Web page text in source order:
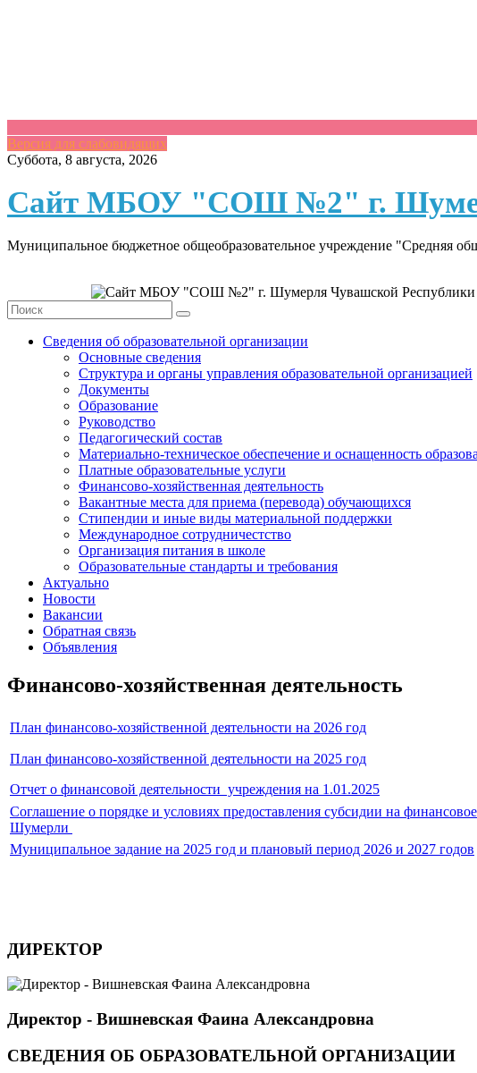
Версия для слабовидящих
Skip
content
Суббота, 8 августа, 2026
Сайт МБОУ "СОШ №2" г.
Муниципальное бюджетное общеобразовательное учреждение "Средняя
Сведения об образовательной организации
Основные сведения
Структура и органы управления образовательной организацией
Документы
Образование
Руководство
Педагогический состав
Материально-техническое обеспечение и оснащенность
Платные образовательные услуги
Финансово-хозяйственная деятельность
Вакантные места для приема (перевода) обучающихся
Стипендии и иные виды материальной поддержки
Международное сотрудничестство
Организация питания в школе
Образовательные стандарты и требования
Актуально
Новости
Вакансии
Обратная связь
Объявления
Финансово-хозяйственная деятельность
План финансово-хозяйственной деятельности на 2026 год
План финансово-хозяйственной деятельности на 2025 год
Отчет о финансовой деятельности учреждения на 1.01.2025
Соглашение о порядке и условиях предоставления субсидии на
Шумерли
Муниципальное задание на 2025 год и плановый период 2026 и 2027 годов
ДИРЕКТОР
Директор - Вишневская Фаина Александровна
СВЕДЕНИЯ ОБ ОБРАЗОВАТЕЛЬНОЙ ОРГАНИЗАЦИИ